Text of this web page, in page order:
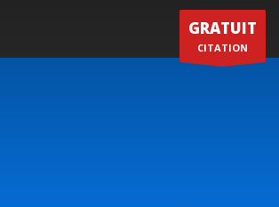
GRATUIT
CITATION